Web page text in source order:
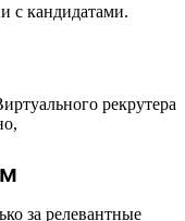
с кандидатами.
за релевантные